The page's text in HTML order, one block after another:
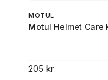
MOTUL
Motul Helmet Care
205 kr